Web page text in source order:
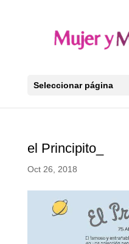
Seleccionar página
el Principito_
Oct 26, 2018